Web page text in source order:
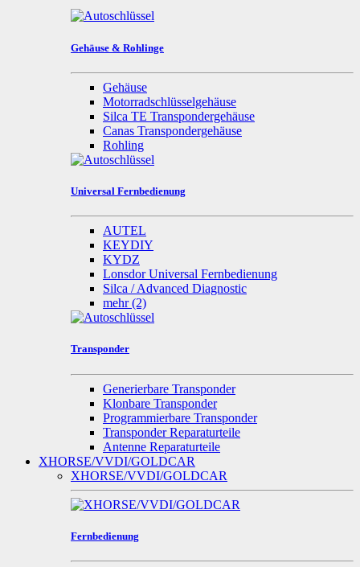
Gehäuse & Rohlinge
Gehäuse
Motorradschlüsselgehäuse
Silca TE Transpondergehäuse
Canas Transpondergehäuse
Rohling
Universal Fernbedienung
AUTEL
KEYDIY
KYDZ
Lonsdor Universal Fernbedienung
Silca / Advanced Diagnostic
mehr(2)
Transponder
Generierbare Transponder
Klonbare Transponder
Programmierbare Transponder
Transponder Reparaturteile
Antenne Reparaturteile
XHORSE/VVDI/GOLDCAR
XHORSE/VVDI/GOLDCAR
Fernbedienung